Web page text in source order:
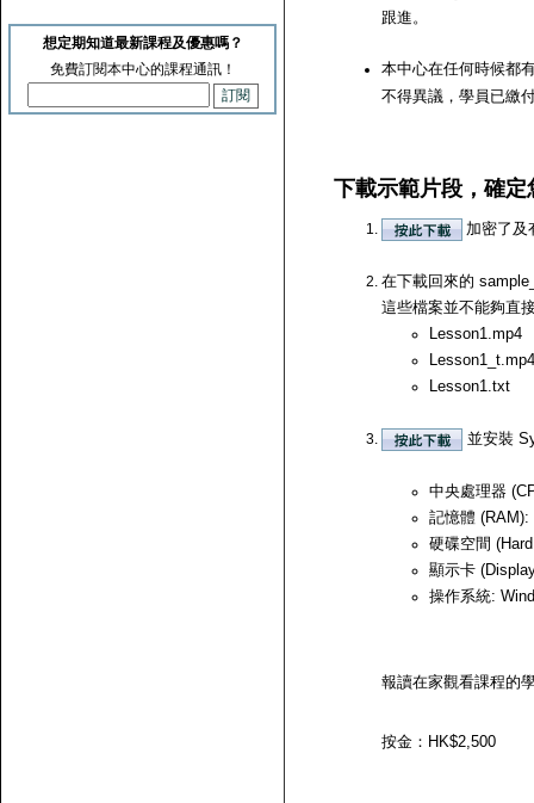
想定期知道最新課程及優惠嗎？
免費訂閱本中心的課程通訊！
跟進。
本中心在任何時候都
不得異議，學員已繳
下載示範片段，確
加密了及
在下載回來的
這些檔案並不能夠直
Lesson1.mp4
Lesson1_t.mp4
Lesson1.txt
並安裝
中央處理器
記憶體
硬碟空間
顯示卡
操作系統:
報讀在家觀看課程的
按金：HK$2,500